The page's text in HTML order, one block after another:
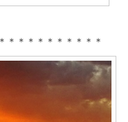
＊＊＊＊＊＊＊＊＊＊